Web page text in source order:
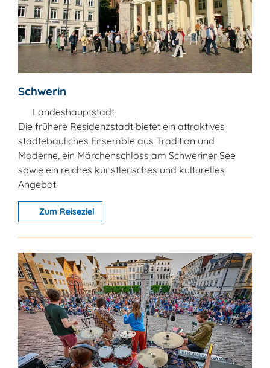
Schwerin
Landeshauptstadt
Die frühere Residenzstadt bietet ein attraktives
städtebauliches Ensemble aus Tradition und
Moderne, ein Märchenschloss am Schweriner See
sowie ein reiches künstlerisches und kulturelles
Angebot.
Zum Reiseziel